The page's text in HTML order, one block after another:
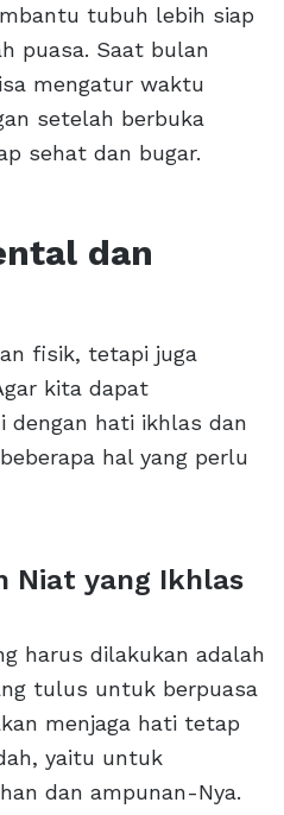
tubuh lebih siap
puasa. Saat bulan
mengatur waktu
setelah berbuka
sehat dan bugar.
dan
fisik, tetapi juga
kita dapat
dengan hati ikhlas dan
hal yang perlu
Niat yang Ikhlas
harus dilakukan adalah
tulus untuk berpuasa
menjaga hati tetap
yaitu untuk
dan ampunan-Nya.